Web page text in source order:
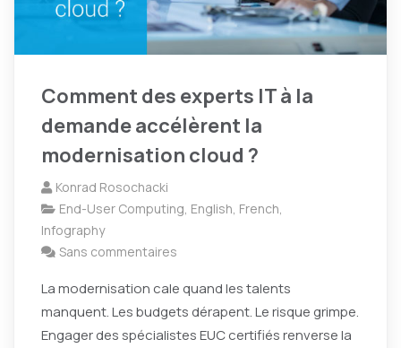
Comment des experts IT à la
demande accélèrent la
modernisation cloud ?
Konrad Rosochacki
End-User Computing, English, French,
Infography
Sans commentaires
La modernisation cale quand les talents
manquent. Les budgets dérapent. Le risque grimpe.
Engager des spécialistes EUC certifiés renverse la